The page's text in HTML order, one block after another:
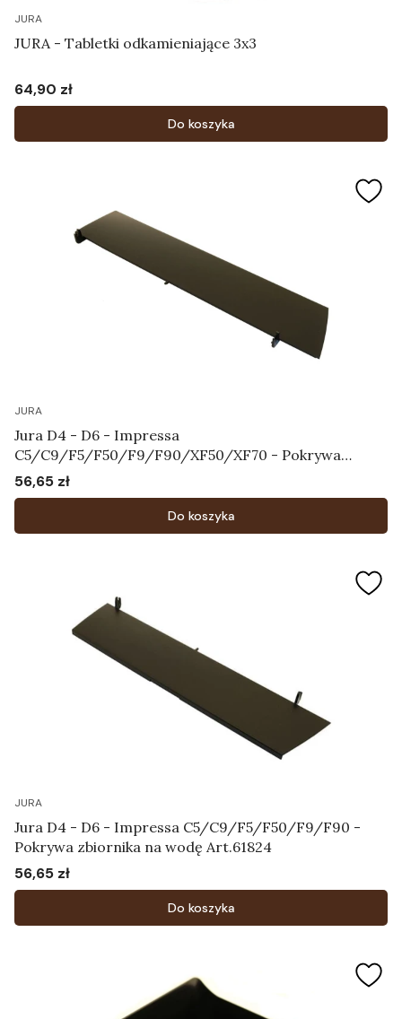
JURA
JURA - Tabletki odkamieniające 3x3
Cena
64,90 zł
Do koszyka
JURA
Jura D4 - D6 - Impressa
C5/C9/F5/F50/F9/F90/XF50/XF70 - Pokrywa
zbiornika na ziarna kawy Art.61827
Cena
56,65 zł
Do koszyka
JURA
Jura D4 - D6 - Impressa C5/C9/F5/F50/F9/F90 -
Pokrywa zbiornika na wodę Art.61824
Cena
56,65 zł
Do koszyka